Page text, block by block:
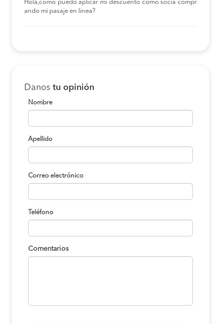
Hola,como puedo aplicar mi descuento como socia compr
ando mi pasaje en linea?
Danos tu opinión
Nombre
Apellido
Correo electrónico
Teléfono
Comentarios